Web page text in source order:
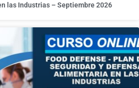
las Industrias – Septiembre 2026